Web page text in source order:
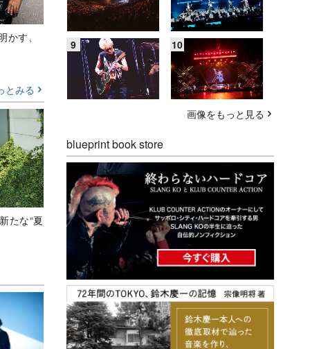
す、
とみる
たな“夏
画像をもっと見る
blueprint book store